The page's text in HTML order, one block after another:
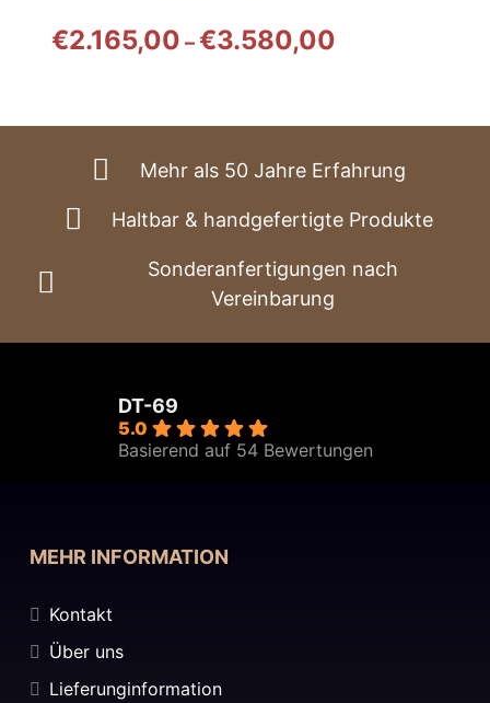
€2.165,00 –€3.580,00
€3.580,00
Mehr als 50 Jahre Erfahrung
Haltbar & handgefertigte Produkte
Sonderanfertigungen nach
Vereinbarung
DT-69
5.0
Basierend auf 54 Bewertungen
MEHR INFORMATION
Kontakt
Über uns
Lieferunginformation